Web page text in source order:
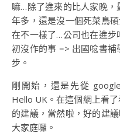
嘛…除了進來的比人家晚
年多，還是沒一個死菜鳥
在不一樣了…公司也在進步
初沒作的事 => 出國唸書
步。
剛開始，還是先從
Hello UK。在這個網上看
的建議，當然啦，好的建
大家庭囉。